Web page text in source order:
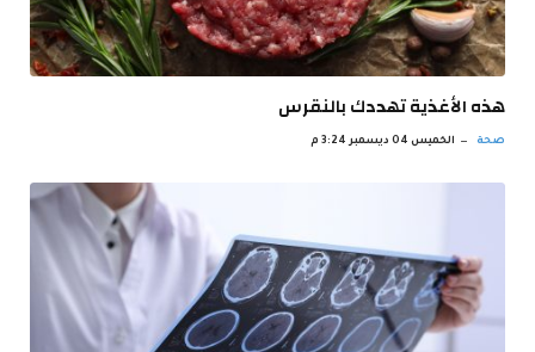
‫هذه الأغذية تهددك بالنقرس
صحة الخميس 04 ديسمبر 3:24 م